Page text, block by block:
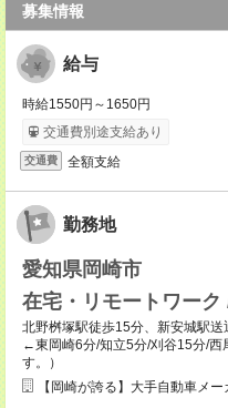
募集情報
給与
時給1550円～1650円
交通費別途支給あり
交通費 全額支給
勤務地
愛知県岡崎市
在宅・リモートワー
北野桝塚駅徒歩15分、新安城駅
←東岡崎6分/知立5分/刈谷15分/西
す。）
【岡崎が誇る】大手自動車メー